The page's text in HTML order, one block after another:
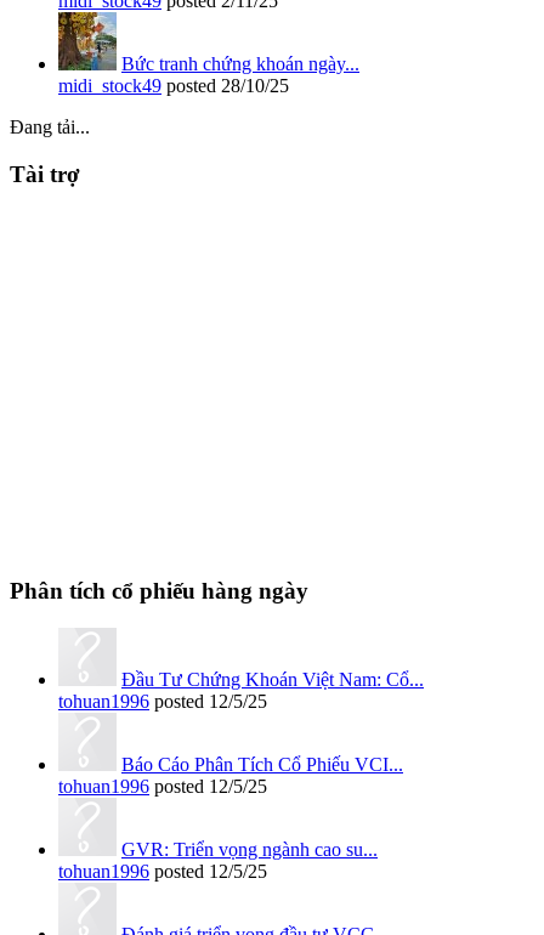
Bức tranh chứng khoán ngày...
midi_stock49 posted 28/10/25
Đang tải...
Tài trợ
Phân tích cổ phiếu hàng ngày
Đầu Tư Chứng Khoán Việt Nam: Cổ...
tohuan1996 posted 12/5/25
Báo Cáo Phân Tích Cổ Phiếu VCI...
tohuan1996 posted 12/5/25
GVR: Triển vọng ngành cao su...
tohuan1996 posted 12/5/25